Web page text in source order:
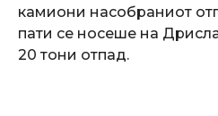
камиони насобраниот
пати се носеше на
20 тони отпад.